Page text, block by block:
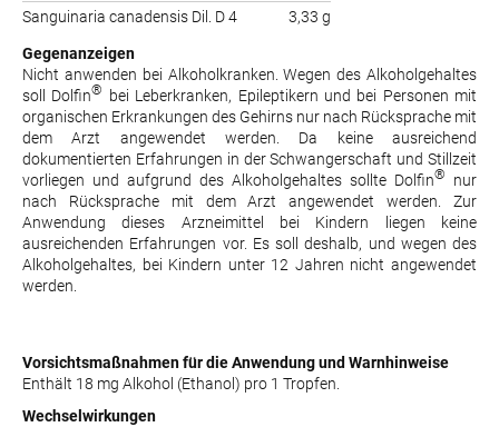
Sanguinaria canadensis Dil. D 4
3,33 g
Gegenanzeigen
Nicht anwenden bei Alkoholkranken. Wegen des Alkoholgehaltes
soll Dolfin® bei Leberkranken, Epileptikern und bei Personen mit
organischen Erkrankungen des Gehirns nur nach Rücksprache mit
dem Arzt angewendet werden. Da keine ausreichend
dokumentierten Erfahrungen in der Schwangerschaft und Stillzeit
vorliegen und aufgrund des Alkoholgehaltes sollte Dolfin®
nur
nach Rücksprache mit dem Arzt angewendet werden. Zur
Anwendung dieses Arzneimittel bei Kindern liegen keine
ausreichenden Erfahrungen vor. Es soll deshalb, und wegen des
Alkoholgehaltes, bei Kindern unter 12 Jahren nicht angewendet
werden.
Vorsichtsmaßnahmen für die Anwendung und Warnhinweise
Enthält 18 mg Alkohol (Ethanol) pro 1 Tropfen.
Wechselwirkungen